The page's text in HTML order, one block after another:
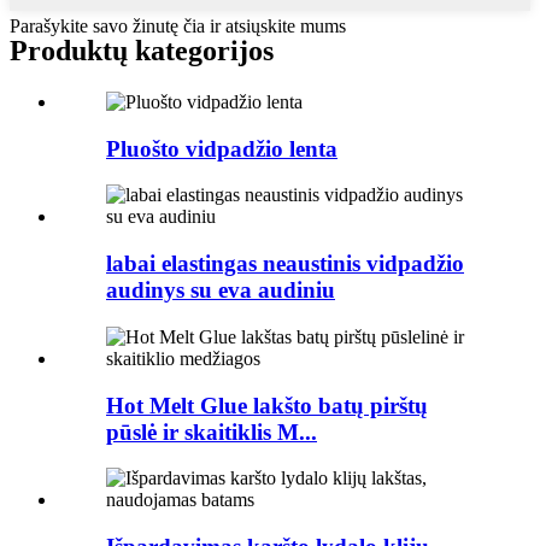
Parašykite savo žinutę čia ir atsiųskite mums
Produktų kategorijos
Pluošto vidpadžio lenta
labai elastingas neaustinis vidpadžio
audinys su eva audiniu
Hot Melt Glue lakšto batų pirštų
pūslė ir skaitiklis M...